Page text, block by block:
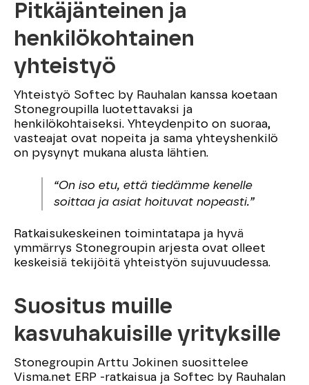
Pitkäjänteinen ja
henkilökohtainen
yhteistyö
Yhteistyö Softec by Rauhalan kanssa koetaan
Stonegroupilla luotettavaksi ja
henkilökohtaiseksi. Yhteydenpito on suoraa,
vasteajat ovat nopeita ja sama yhteyshenkilö
on pysynyt mukana alusta lähtien.
“On iso etu, että tiedämme kenelle
soittaa ja asiat hoituvat nopeasti.”
Ratkaisukeskeinen toimintatapa ja hyvä
ymmärrys Stonegroupin arjesta ovat olleet
keskeisiä tekijöitä yhteistyön sujuvuudessa.
Suositus muille
kasvuhakuisille yrityksille
Stonegroupin Arttu Jokinen suosittelee
Visma.net ERP -ratkaisua ja Softec by Rauhalan